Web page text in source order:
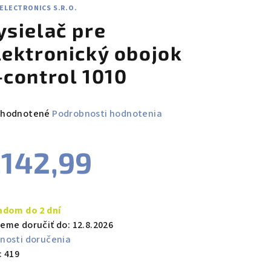
S.R.O.
pre
obojok
1010
Podrobnosti hodnotenia
do 2 dní
doručiť do: 12.8.2026
doručenia
419